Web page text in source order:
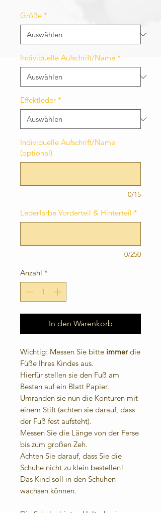
Größe *
Individuelle Aufschrift/Name *
Effektleder *
Individuelle Aufschrift/Name
(optional)
0/15
Lederfarbe Vorderteil & Hinterteil *
0/250
Anzahl *
In den Warenkorb
Wichtig: Messen Sie bitte immerdie
Füße Ihres Kindes aus.
Hierfür stellen sie den Fuß am
Besten auf ein Blatt Papier.
Umranden sie nun die Konturen mit
einem Stift (achten sie darauf, dass
der Fuß fest aufsteht).
Messen Sie die Länge von der Ferse
bis zum großen Zeh.
Achten Sie darauf, dass Sie die
Schuhe nicht zu klein bestellen!
Das Kind soll in den Schuhen
wachsen können.